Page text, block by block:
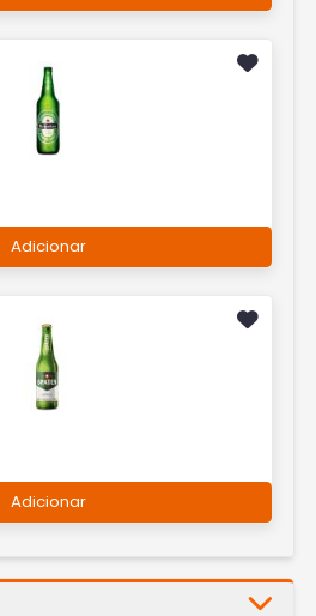
Adicionar
Adicionar